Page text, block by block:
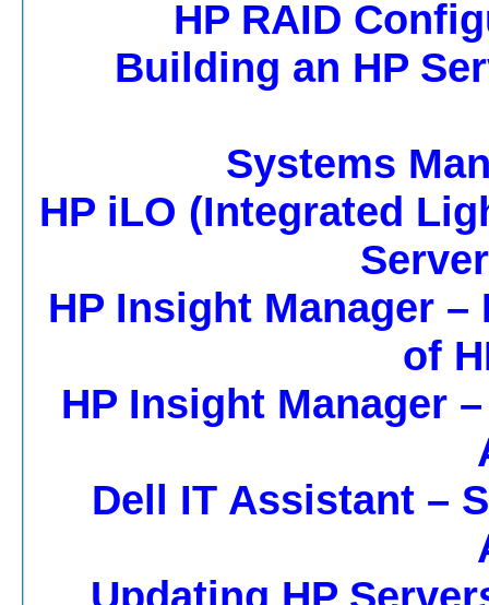
HP RAID
Building an HP
Systems
HP iLO (Integrated
HP Insight Manager
of
HP Insight Manager
Dell IT Assistant –